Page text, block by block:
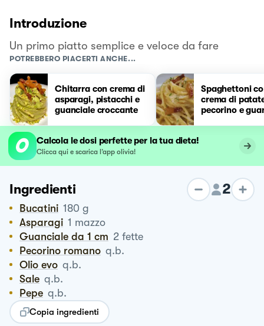
Introduzione
Un primo piatto semplice e veloce da fare
POTREBBERO PIACERTI ANCHE...
Chitarra con crema di
asparagi, pistacchi e
guanciale croccante
Spaghettoni
crema di
pecorino e
Calcola le dosi perfette per la tua dieta!
Clicca qui e scarica l’app olivia!
Ingredienti 2
Bucatini 180 g
Asparagi 1 mazzo
Guanciale da 1 cm 2 fette
Pecorino romano q.b.
Olio evo q.b.
Sale q.b.
Pepe q.b.
Copia ingredienti